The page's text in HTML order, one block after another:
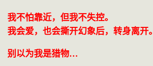
我不怕靠近，但我不失控。
我会爱，也会撕开幻象后，转身离开。
别以为我是猎物…